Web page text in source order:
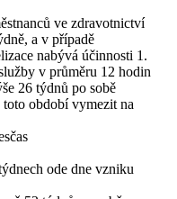
ve zdravotnictví
a v případě
nabývá účinnosti 1.
v průměru 12 hodin
26 týdnů po sobě
období vymezit na
ode dne vzniku